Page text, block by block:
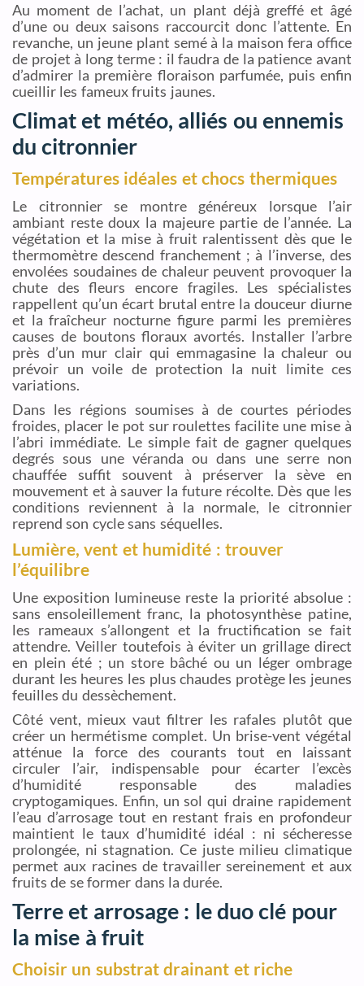
Au moment de l’achat, un plant déjà greffé et âgé
d’une ou deux saisons raccourcit donc l’attente. En
revanche, un jeune plant semé à la maison fera office
de projet à long terme : il faudra de la patience avant
d’admirer la première floraison parfumée, puis enfin
cueillir les fameux fruits jaunes.
Climat et météo, alliés ou ennemis
du citronnier
Températures idéales et chocs thermiques
Le citronnier se montre généreux lorsque l’air
ambiant reste doux la majeure partie de l’année. La
végétation et la mise à fruit ralentissent dès que le
thermomètre descend franchement ; à l’inverse, des
envolées soudaines de chaleur peuvent provoquer la
chute des fleurs encore fragiles. Les spécialistes
rappellent qu’un écart brutal entre la douceur diurne
et la fraîcheur nocturne figure parmi les premières
causes de boutons floraux avortés. Installer l’arbre
près d’un mur clair qui emmagasine la chaleur ou
prévoir un voile de protection la nuit limite ces
variations.
Dans les régions soumises à de courtes périodes
froides, placer le pot sur roulettes facilite une mise à
l’abri immédiate. Le simple fait de gagner quelques
degrés sous une véranda ou dans une serre non
chauffée suffit souvent à préserver la sève en
mouvement et à sauver la future récolte. Dès que les
conditions reviennent à la normale, le citronnier
reprend son cycle sans séquelles.
Lumière, vent et humidité : trouver
l’équilibre
Une exposition lumineuse reste la priorité absolue :
sans ensoleillement franc, la photosynthèse patine,
les rameaux s’allongent et la fructification se fait
attendre. Veiller toutefois à éviter un grillage direct
en plein été ; un store bâché ou un léger ombrage
durant les heures les plus chaudes protège les jeunes
feuilles du dessèchement.
Côté vent, mieux vaut filtrer les rafales plutôt que
créer un hermétisme complet. Un brise-vent végétal
atténue la force des courants tout en laissant
circuler l’air, indispensable pour écarter l’excès
d’humidité responsable des maladies
cryptogamiques. Enfin, un sol qui draine rapidement
l’eau d’arrosage tout en restant frais en profondeur
maintient le taux d’humidité idéal : ni sécheresse
prolongée, ni stagnation. Ce juste milieu climatique
permet aux racines de travailler sereinement et aux
fruits de se former dans la durée.
Terre et arrosage : le duo clé pour
la mise à fruit
Choisir un substrat drainant et riche